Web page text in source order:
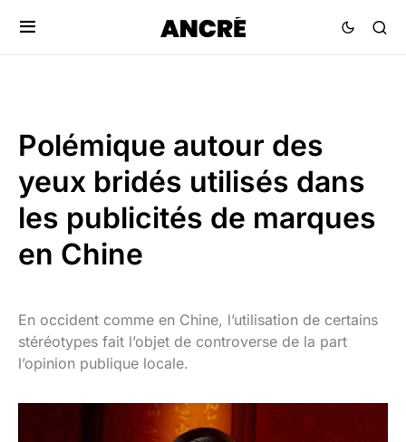
Polémique autour des
yeux bridés utilisés dans
les publicités de marques
en Chine
En occident comme en Chine, l’utilisation de certains
stéréotypes fait l’objet de controverse de la part
l’opinion publique locale.